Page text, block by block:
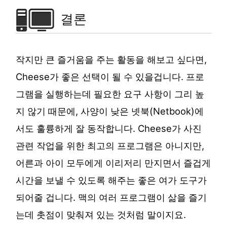
결론
작지만 큰 즐거움을 주는 활동을 해보고 싶다면,
Cheese가 좋은 선택이 될 수 있을겁니다. 프로
그램을 실행하는데 필요한 요구 사항이 그리 높
지 않기 때문에, 사양이 낮은 넷북(Netbook)에
서도 훌륭하게 잘 동작합니다. Cheese가 사진
관련 작업을 위한 최고의 프로그램은 아니지만,
어른과 아이 모두에게 이리저리 만지면서 즐겁게
시간을 보낼 수 있도록 해주는 좋은 여가 도구가
되어줄 겁니다. 맥의 여러 프로그램이 삶을 즐기
는데 촛점이 맞춰져 있는 것처럼 말이지요.